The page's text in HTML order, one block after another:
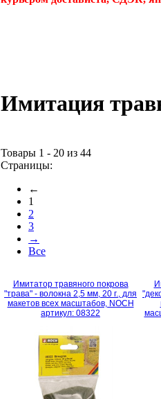
Имитация
Товары 1 - 20 из 44
Страницы:
←
1
2
3
→
Все
Имитатор травяного покрова
"трава" - волокна 2,5 мм, 20 г., для
макетов всех масштабов, NOCH
артикул: 08322